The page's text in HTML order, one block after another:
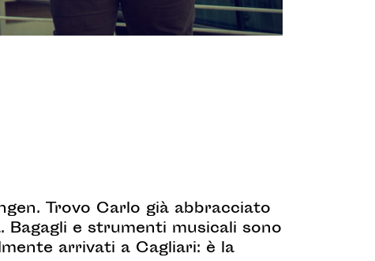
Trovo Carlo già abbracciato
Bagagli e strumenti musicali sono
arrivati a Cagliari: è la